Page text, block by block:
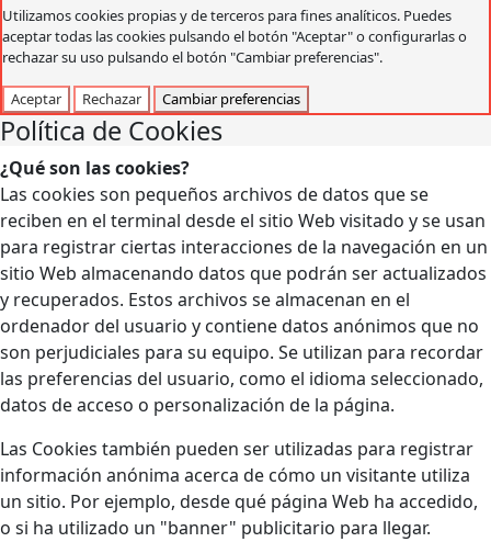
Utilizamos cookies propias y de terceros para fines analíticos. Puedes
aceptar todas las cookies pulsando el botón "Aceptar" o configurarlas o
rechazar su uso pulsando el botón "Cambiar preferencias".
Aceptar Rechazar Cambiar preferencias
Política de Cookies
¿Qué son las cookies?
Las cookies son pequeños archivos de datos que se
reciben en el terminal desde el sitio Web visitado y se usan
para registrar ciertas interacciones de la navegación en un
sitio Web almacenando datos que podrán ser actualizados
y recuperados. Estos archivos se almacenan en el
ordenador del usuario y contiene datos anónimos que no
son perjudiciales para su equipo. Se utilizan para recordar
las preferencias del usuario, como el idioma seleccionado,
datos de acceso o personalización de la página.
Las Cookies también pueden ser utilizadas para registrar
información anónima acerca de cómo un visitante utiliza
un sitio. Por ejemplo, desde qué página Web ha accedido,
o si ha utilizado un "banner" publicitario para llegar.